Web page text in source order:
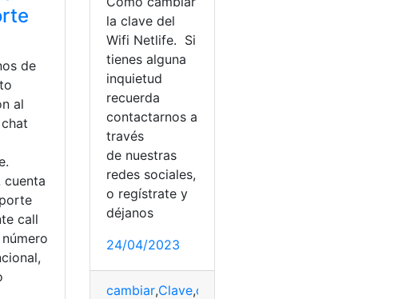
de
al
cuenta
call
la clave del
Wifi Netlife. Si
tienes alguna
inquietud
recuerda
contactarnos a
través
de nuestras
redes sociales,
o regístrate y
déjanos
24/04/2023
cambiar,Clave,contraseña